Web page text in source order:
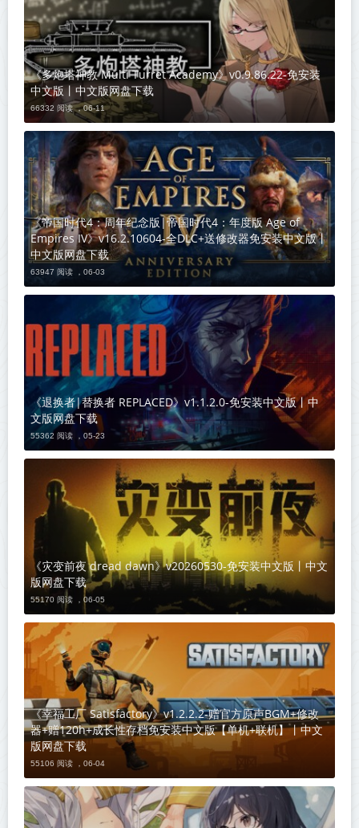
《多炮塔神教 Multi Turret Academy》v0.9.86.22-免安装
中文版丨中文版网盘下载
66332 阅读 ，06-11
《帝国时代4：周年纪念版|帝国时代4：年度版 Age of
Empires IV》v16.2.10604-全DLC+送修改器免安装中文版丨
中文版网盘下载
63947 阅读 ， 06-03
《退换者|替换者 REPLACED》v1.1.2.0-免安装中文版丨中
文版网盘下载
55362 阅读 ， 05-23
《灾变前夜 dread dawn》v20260530-免安装中文版丨中文
版网盘下载
55170 阅读 ， 06-05
《幸福工厂 Satisfactory》v1.2.2.2-赠官方原声BGM+修改
器+赠120h+成长性存档免安装中文版【单机+联机】丨中文
版网盘下载
55106 阅读 ， 06-04